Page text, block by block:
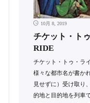
10月 8, 2019
チケット・ト
RIDE
チケット・トゥ・ラ
様々な都市名が書か
見せずに）受け取り
的地と目的地を列車